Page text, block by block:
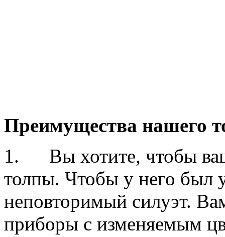
Преимущества нашего
1. Вы хотите, чтобы ваш
толпы. Чтобы у него был
неповторимый силуэт.
приборы с изменяемым